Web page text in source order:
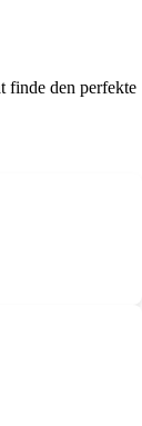
finde den perfekte